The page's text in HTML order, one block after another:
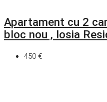
Apartament cu 2
bloc nou , Iosia
450 €